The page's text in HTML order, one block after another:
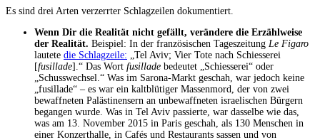
Es sind drei Arten verzerrter Schlagzeilen dokumentiert.
Wenn Dir die Realität nicht gefällt, verändere die Erzählweise
der Realität. Beispiel: In der französischen Tageszeitung Le Figaro
lautete die Schlagzeile: „Tel Aviv; Vier Tote nach Schiesserei
[fusillade].“ Das Wort fusillade bedeutet „Schiesserei“ oder
„Schusswechsel.“ Was im Sarona-Markt geschah, war jedoch keine
„fusillade“ – es war ein kaltblütiger Massenmord, der von zwei
bewaffneten Palästinensern an unbewaffneten israelischen Bürgern
begangen wurde. Was in Tel Aviv passierte, war dasselbe wie das,
was am 13. November 2015 in Paris geschah, als 130 Menschen in
einer Konzerthalle, in Cafés und Restaurants sassen und von